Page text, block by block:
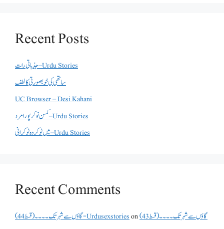
Recent Posts
جذباتی رات – Urdu Stories
ساتھی کی خوبصورتی کا لطف
UC Browser – Desi Kahani
کمسن نوکر پورا مرد – Urdu Stories
میں نوکر وہ نوکرانی – Urdu Stories
Recent Comments
گاؤں سے شہر تک۔۔۔۔(قسط 44) - Urdusexstorieson گاؤں سے شہر تک۔۔۔۔(قسط 43)